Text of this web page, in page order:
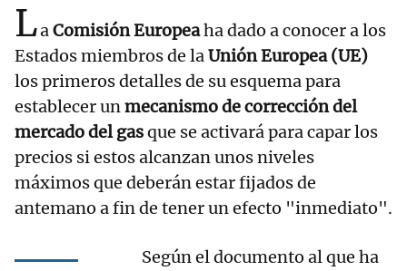
LaComisión Europeaha dado a conocer a los
Estados miembros de laUnión Europea (UE)
los primeros detalles de su esquema para
establecer unmecanismo de corrección del
mercado del gasque se activará para capar los
precios si estos alcanzan unos niveles
máximos que deberán estar fijados de
antemano a fin de tener un efecto "inmediato".
Según el documento al que ha